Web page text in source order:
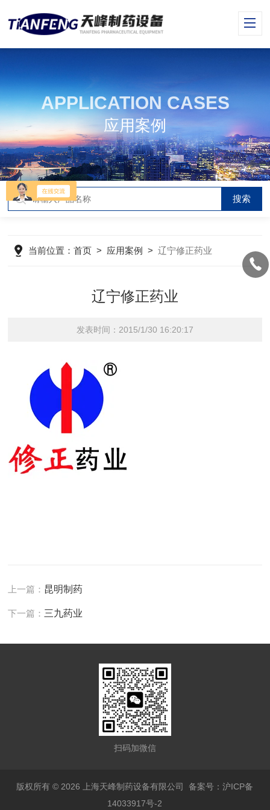
APPLICATION CASES
应用案例
当前位置：首页 > 应用案例 >辽宁修正药业
辽宁修正药业
发表时间：2015/1/30 16:20:17
上一篇： 昆明制药
下一篇： 三九药业
扫码加微信
版权所有 © 2026 上海天峰制药设备有限公司备案号：沪ICP备
14033917号-2